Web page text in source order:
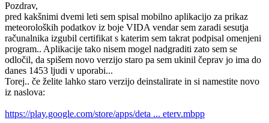
Pozdrav,
pred kakšnimi dvemi leti sem spisal mobilno aplikacijo za prikaz
meteoroloških podatkov iz boje VIDA vendar sem zaradi sesutja
računalnika izgubil certifikat s katerim sem takrat podpisal omenjeni
program.. Aplikacije tako nisem mogel nadgraditi zato sem se
odločil, da spišem novo verzijo staro pa sem ukinil čeprav jo ima do
danes 1453 ljudi v uporabi...
Torej.. če želite lahko staro verzijo deinstalirate in si namestite novo
iz naslova:
https://play.google.com/store/apps/deta ... eterv.mbpp